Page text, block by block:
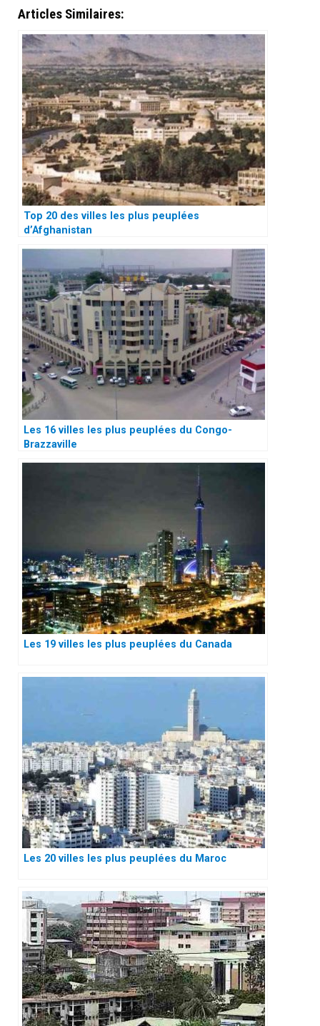
Articles Similaires:
Top 20 des villes les plus peuplées
d’Afghanistan
Les 16 villes les plus peuplées du Congo-
Brazzaville
Les 19 villes les plus peuplées du Canada
Les 20 villes les plus peuplées du Maroc